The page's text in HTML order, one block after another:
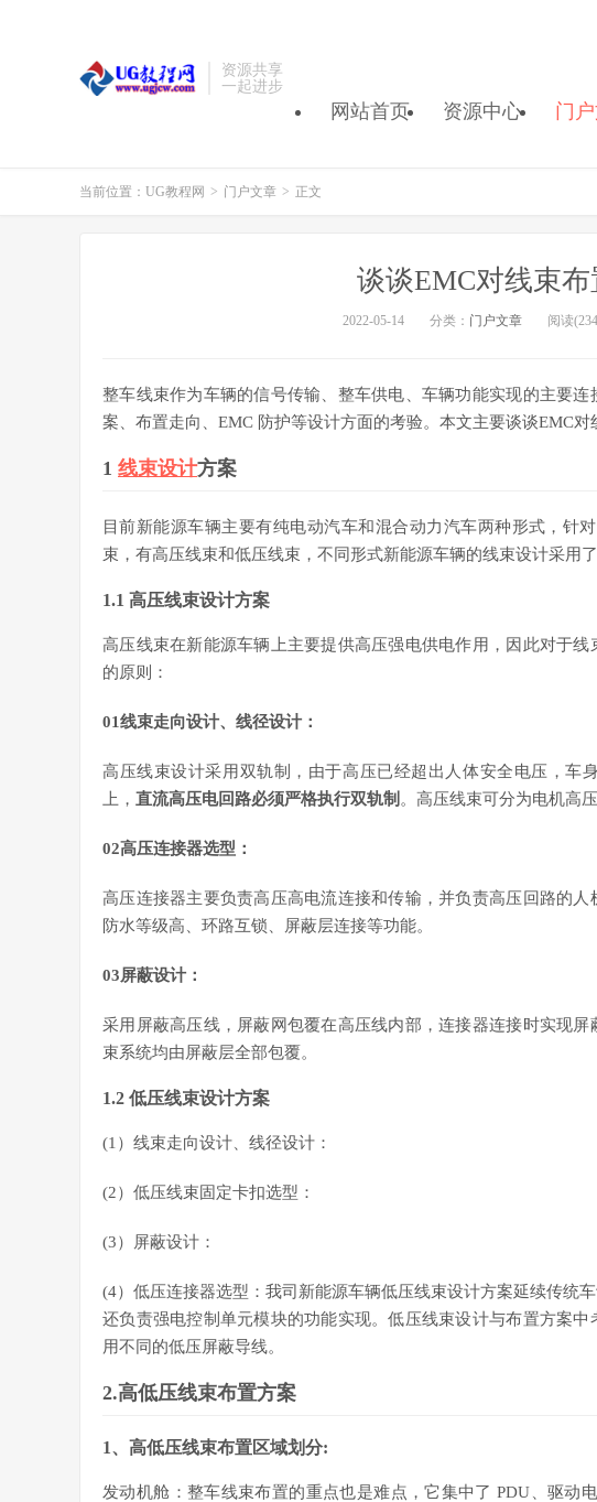
资源共享
一起进步
网站首页 资源中心 门
当前位置： UG教程网 > 门户文章 > 正文
谈谈EMC对线束
2022-05-14 分类： 门户文章 阅读
整车线束作为车辆的信号传输、整车供电、车辆功能实现的主要
案、布置走向、EMC 防护等设计方面的考验。本文主要谈谈EMC对
1 线束设计方案
目前新能源车辆主要有纯电动汽车和混合动力汽车两种形式，针
束，有高压线束和低压线束，不同形式新能源车辆的线束设计采用
1.1 高压线束设计方案
高压线束在新能源车辆上主要提供高压强电供电作用，因此对于
的原则：
01线束走向设计、线径设计：
高压线束设计采用双轨制，由于高压已经超出人体安全电压，车
上， 直流高压电回路必须严格执行双轨制 。高压线束可分为电机高
02高压连接器选型：
高压连接器主要负责高压高电流连接和传输，并负责高压回路的人
防水等级高、环路互锁、屏蔽层连接等功能。
03屏蔽设计：
采用屏蔽高压线，屏蔽网包覆在高压线内部，连接器连接时实现
束系统均由屏蔽层全部包覆。
1.2 低压线束设计方案
(1）线束走向设计、线径设计：
(2）低压线束固定卡扣选型：
(3）屏蔽设计：
(4）低压连接器选型：我司新能源车辆低压线束设计方案延续传统
还负责强电控制单元模块的功能实现。低压线束设计与布置方案
用不同的低压屏蔽导线。
2.高低压线束布置方案
1、高低压线束布置区域划分:
发动机舱：整车线束布置的重点也是难点，它集中了 PDU、驱动